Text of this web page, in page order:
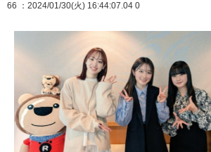
66 ：2024/01/30(火) 16:44:07.04 0